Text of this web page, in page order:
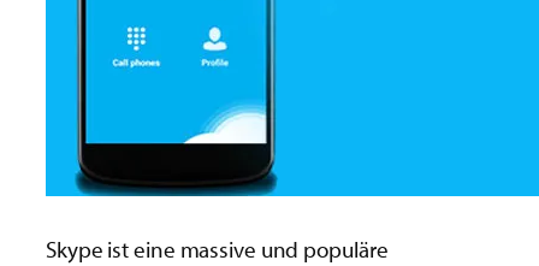
Skype ist eine massive und populäre